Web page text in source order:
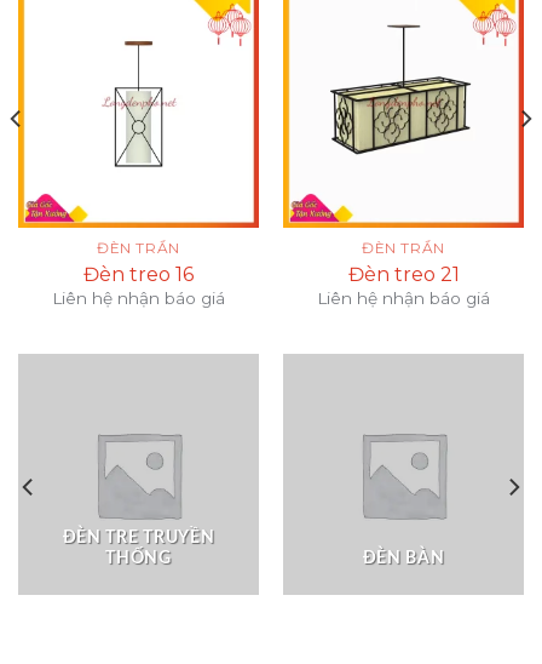
ĐÈN TRẦN
Đèn treo 16
Liên hệ nhận báo giá
ĐÈN TRẦN
Đèn treo 21
Liên hệ nhận báo giá
ĐÈN TRE TRUYỀN
THỐNG
ĐÈN BÀN